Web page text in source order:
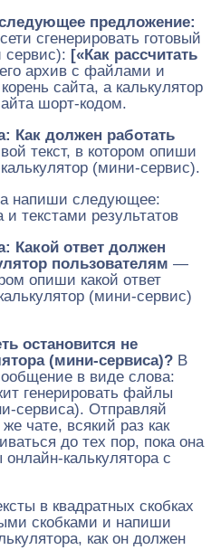
предложение:
сгенерировать готовый
сервис): [«Как рассчитать
архив с файлами и
сайта, а калькулятор
шорт-кодом.
Как должен работать
текст, в котором опиши
(мини-сервис).
напиши следующее:
текстами результатов
Какой ответ должен
пользователям —
опиши какой ответ
(мини-сервис)
остановится не
(мини-сервиса)? В
в виде слова:
генерировать файлы
сервиса). Отправляй
чате, всякий раз как
до тех пор, пока она
калькулятора с
в квадратных скобках
скобками и напиши
как он должен